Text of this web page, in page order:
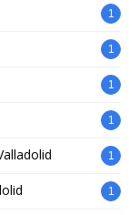
1
1
1
1
1
1